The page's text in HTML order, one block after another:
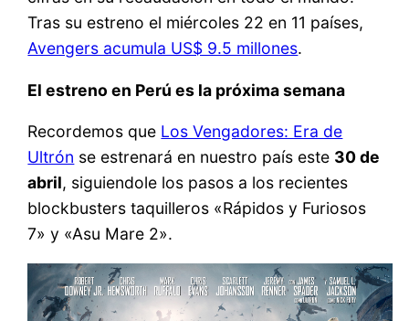
Tras su estreno el miércoles 22 en 11 países,
Avengers acumula US$ 9.5 millones.
El estreno en Perú es la próxima semana
Recordemos que Los Vengadores: Era de
Ultrón se estrenará en nuestro país este 30 de
abril, siguiendole los pasos a los recientes
blockbusters taquilleros «Rápidos y Furiosos
7» y «Asu Mare 2».